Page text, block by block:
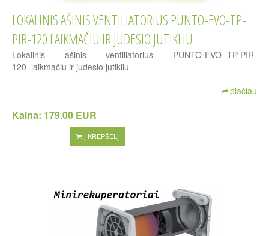
LOKALINIS AŠINIS VENTILIATORIUS PUNTO-EVO-TP-
PIR-120 LAIKMAČIU IR JUDESIO JUTIKLIU
Lokalinis ašinis ventiliatorius PUNTO-EVO--TP-PIR-
120 laikmačiu ir judesio jutikliu
plačiau
Kaina: 179.00 EUR
Į KREPŠELĮ